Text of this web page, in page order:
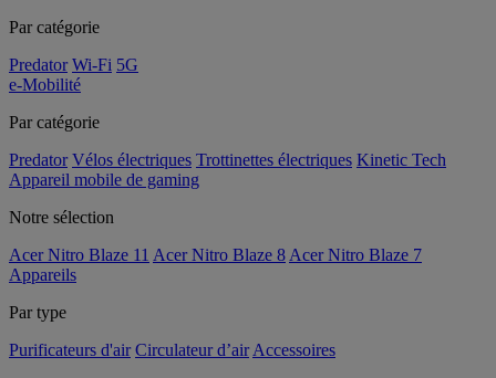
Par catégorie
Predator Wi-Fi 5G
e-Mobilité
Par catégorie
Predator Vélos électriques Trottinettes électriques Kinetic Tech
Appareil mobile de gaming
Notre sélection
Acer Nitro Blaze 11 Acer Nitro Blaze 8 Acer Nitro Blaze 7
Appareils
Par type
Purificateurs d'air Circulateur d’air Accessoires